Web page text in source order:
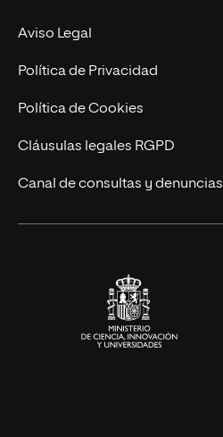
MBA
Marketing y Comunicación
Ingeniería
Diseño
Ciencias de la Salud
Contacto
Aviso Legal
Política de Privacidad
Política de Cookies
Cláusulas legales RGPD
Canal de consultas y denuncias